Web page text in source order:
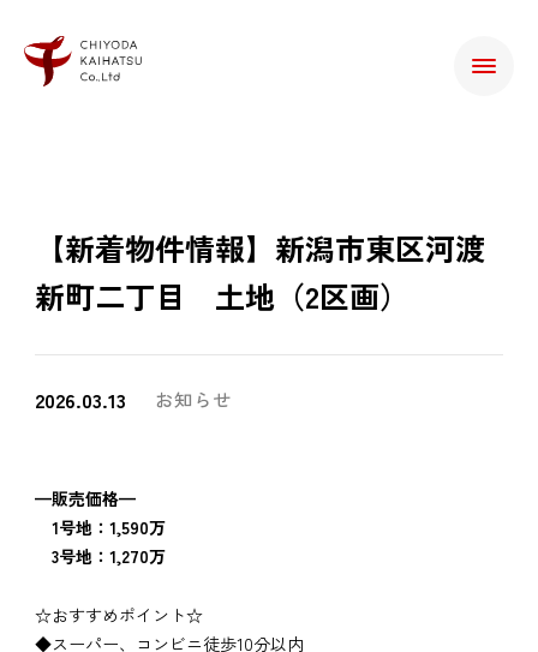
【新着物件情報】新潟市東区河渡
新町二丁目 土地（2区画）
2026.03.13 お知らせ
—販売価格—
1号地：1,590万
3号地：1,270万
☆おすすめポイント☆
◆スーパー、コンビニ徒歩10分以内